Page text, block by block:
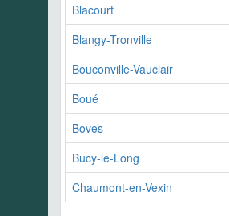
Blacourt
Blangy-Tronville
Bouconville-Vauclair
Boué
Boves
Bucy-le-Long
Chaumont-en-Vexin